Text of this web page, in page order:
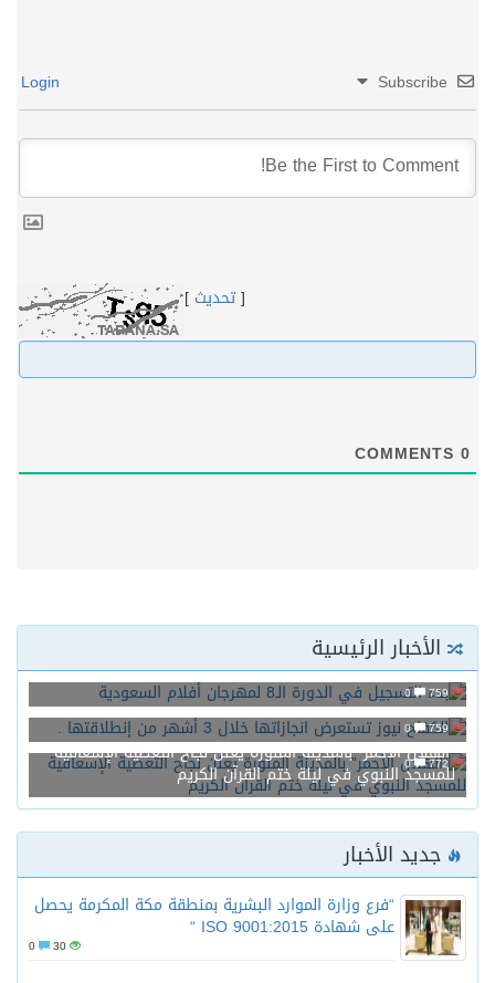
Subscribe
[تحديث ]
0
الأخبار الرئيسية
759
0
بدء التسجيل في الدورة الـ8 لمهرجان أفلام السعودية
759
0
الكفاح نيوز تستعرض انجازاتها خلال 3 أشهر من إنطلاقتها .
772
0
“الهلال الأحمر” بالمدينة المنورة يعلن نجاح التغطية الإسعافية
للمسجد النبوي في ليلة ختم القرآن الكريم
جديد الأخبار
“فرع وزارة الموارد البشرية بمنطقة مكة المكرمة يحصل
على شهادة ISO 9001:2015 “
30